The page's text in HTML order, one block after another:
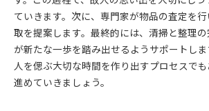
専門家による品目別整理の手法
遺品整理の現場での具体的な作
作業後のアフターケアとサポ
プロによる迅速かつ丁寧な対
遺品整理のプロセス双柳での実例と
ていきます。次に、専門家が物品の査定を
取を提案します。最終的には、清掃と整理
が新たな一歩を踏み出せるようサポートし
人を偲ぶ大切な時間を作り出すプロセスで
進めていきましょう。